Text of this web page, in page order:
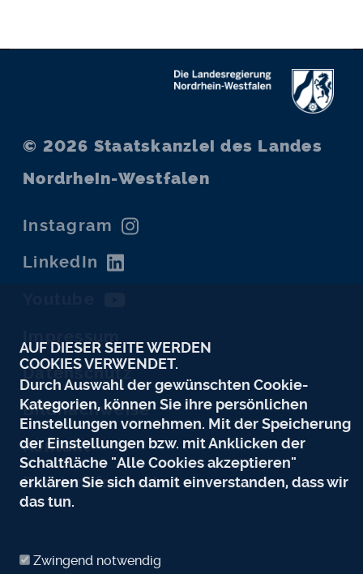
© 2026 Staatskanzlei des Landes
Nordrhein-Westfalen
Instagram
LinkedIn
Datenschutz
Bildnachweise
Kontakt
Barrierefreiheit
AUF DIESER SEITE WERDEN
COOKIES VERWENDET.
Durch Auswahl der gewünschten Cookie-
Kategorien, können Sie ihre persönlichen
Einstellungen vornehmen. Mit der Speicherung
der Einstellungen bzw. mit Anklicken der
Schaltfläche "Alle Cookies akzeptieren"
erklären Sie sich damit einverstanden, dass wir
das tun.
Zwingend notwendig